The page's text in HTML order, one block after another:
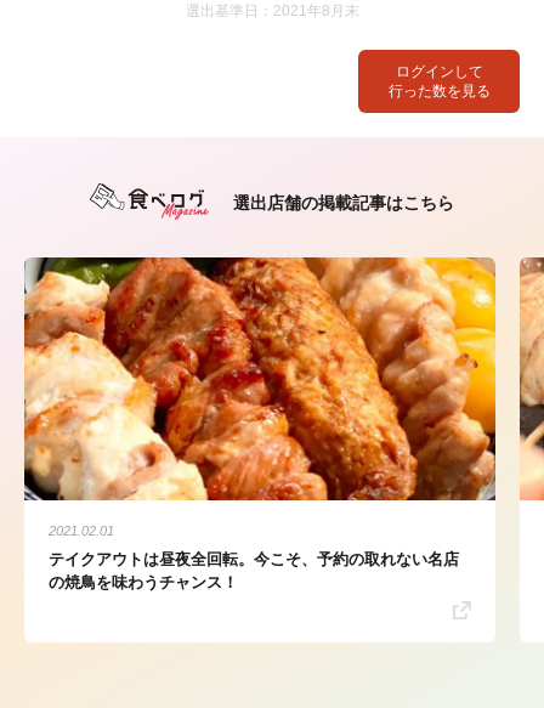
ログインして
行った数を見る
選出基準日：2021年8月末
選出店舗の掲載記事はこちら
2021.02.01
テイクアウトは昼夜全回転。今こそ、予約の取れない名店
の焼鳥を味わうチャンス！